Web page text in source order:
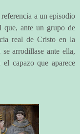
a un episodio
que, ante un grupo de
real de Cristo en la
arrodillase ante ella,
capazo que aparece